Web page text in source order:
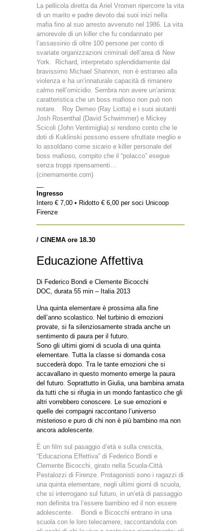
La pellicola diretta da Ariel Vromen ripercorre la vita
di un marito e padre devoto dai suoi inizi nella
mafia fino al suo arresto avvenuto nel 1986. La vita
amorevole di un killer che fu condannato per
l’assassinio di oltre 100 persone per conto di
svariate organizzazioni criminali dell’area di New
York. Richard, interpretato splendidamente dal
bravissimo Michael Shannon, non è estraneo alla
violenza e ha un’innaturale capacità di rimanere
calmo nell’omicidio. Sembra non avere un’anima:
caratteristica che un boss mafioso non può non
notare. Roy Demeo (Ray Liotta) e i suoi aiutanti
Josh Rosenthal (David Schwimmer) e Mickey
Scicoli (John Ventimiglia) si rendono conto che le
doti di Kuklinski possono essere sfruttate meglio e
lo assoldano come sicario e killer personale del
boss mafioso, compito che il “polacco” esegue
senza troppi ripensamenti…
(cinemamente.com)
Ingresso
Intero € 7,00 • Ridotto € 6,00 per soci Unicoop
Firenze
/ CINEMA ore 18.30
Educazione Affettiva
Di Federico Bondi e Clemente Bicocchi
DOC, durata 55 min – Italia 2013
Una quinta elementare è prossima alla fine
dell’anno scolastico. Nel turbinio di emozioni
provate, si fa silenziosamente strada anche un
sentimento di paura per il futuro.
Sono gli ultimi giorni di scuola di una quinta
elementare. Tutta la classe si domanda cosa
succederà dopo. Tra le tante emozioni che si
accavallano in questo momento emerge la paura
del futuro. Soprattutto in Giulia, una bambina amata
da tutti che si rifugia in un mondo fantastico che gli
altri vorrebbero conoscere. Le sue emozioni e
quelle dei compagni raccontano l’universo
misterioso e puro di chi non è più bambino ma non
ancora adolescente.
È un film sul pasaggio d’età e sulla crescita,
“Educaziona Effettiva” di Federico Bondi e
Clemente Bicocchi, girato nella Scuola-Città
Pestalozzi di Firenze. Protagonisti sono i ragazzi di
una quinta elementare, negli ultimi giorni di scuola,
che si interrogano sul futuro, in un’età di passaggio
non definita tra l’essere bambino ed il non essere
adolescente. Bondi e Bicocchi entrano in una
scuola con le loro telecamere, raccontandola con